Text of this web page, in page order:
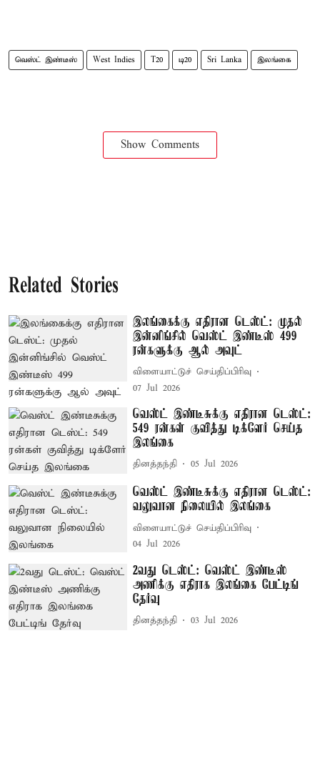
வெஸ்ட் இண்டீஸ் West Indies T20 டி20 Sri Lanka இலங்கை
Show Comments
Related Stories
இலங்கைக்கு எதிரான டெஸ்ட்: முதல்
இன்னிங்சில் வெஸ்ட் இண்டீஸ் 499
ரன்களுக்கு ஆல் அவுட்
விளையாட்டுச் செய்திப்பிரிவு
07 Jul 2026
வெஸ்ட் இண்டீசுக்கு எதிரான டெஸ்ட்:
549 ரன்கள் குவித்து டிக்ளேர் செய்த
இலங்கை
தினத்தந்தி 05 Jul 2026
வெஸ்ட் இண்டீசுக்கு எதிரான டெஸ்ட்:
வலுவான நிலையில் இலங்கை
விளையாட்டுச் செய்திப்பிரிவு
04 Jul 2026
2வது டெஸ்ட்: வெஸ்ட் இண்டீஸ்
அணிக்கு எதிராக இலங்கை பேட்டிங்
தேர்வு
தினத்தந்தி 03 Jul 2026